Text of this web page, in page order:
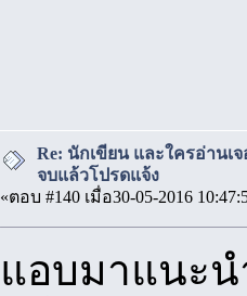
Re: นักเขียน และใครอ่านเ
จบแล้วโปรดแจ้ง
«ตอบ #140 เมื่อ30-05-2016
แอบมาแนะน